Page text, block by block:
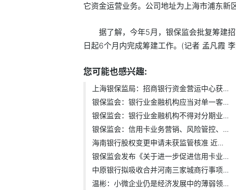
它资金运营业务。公司地址为上海市浦东新
据了解，今年5月，银保监会批复筹建
日起6个月内完成筹建工作。(记者 孟凡霞
您可能也感兴趣:
上海银保监局：招商银行资金营运中心获...
银保监会：银行业金融机构应当对单一客...
银保监会：银行业金融机构不得对分期业...
银保监会：信用卡业务营销、风险管控、...
海南银行股权变更申请未获监管核准 近...
银保监会发布《关于进一步促进信用卡业...
中原银行拟吸收合并河南三家城商行事项...
温彬：小微企业仍是经济发展中的薄弱领...